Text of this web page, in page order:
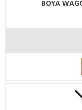
BOYA